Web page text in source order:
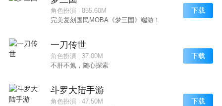
角色扮演| 855.60M
完美复刻国民MOBA《梦三国》端游！
下载
一刀传世
角色扮演| 37.00M
不肝不氪，随心探索
下载
斗罗大陆手游
角色扮演| 47.50M
下载